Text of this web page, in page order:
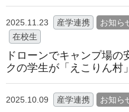
2025.11.23 産学連携 お知ら
在校生
ドローンでキャンプ場
クの学生が「えこりん村
2025.10.09 産学連携 お知ら